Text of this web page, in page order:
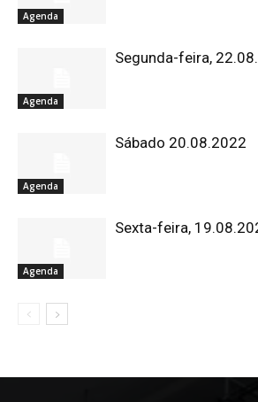
Agenda
Agenda
Segunda-feira,
Agenda
Sábado 20.08.2022
Agenda
Sexta-feira,